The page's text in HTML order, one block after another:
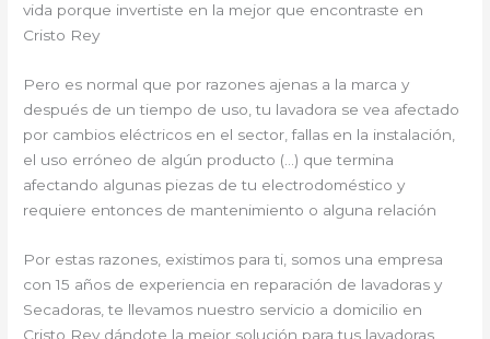
vida porque invertiste en la mejor que encontraste en
Cristo Rey
Pero es normal que por razones ajenas a la marca y
después de un tiempo de uso, tu lavadora se vea afectado
por cambios eléctricos en el sector, fallas en la instalación,
el uso erróneo de algún producto (…) que termina
afectando algunas piezas de tu electrodoméstico y
requiere entonces de mantenimiento o alguna relación
Por estas razones, existimos para ti, somos una empresa
con 15 años de experiencia en reparación de lavadoras y
Secadoras, te llevamos nuestro servicio a domicilio en
Cristo Rey dándote la mejor solución para tus lavadoras,